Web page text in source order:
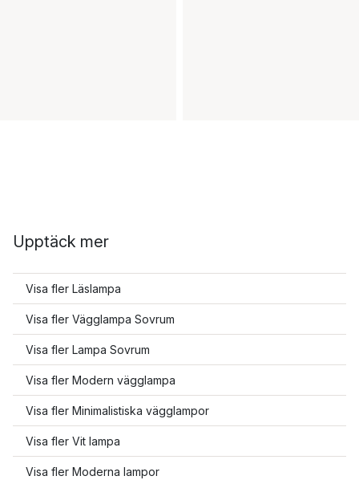
Upptäck mer
Visa fler Läslampa
Visa fler Vägglampa Sovrum
Visa fler Lampa Sovrum
Visa fler Modern vägglampa
Visa fler Minimalistiska vägglampor
Visa fler Vit lampa
Visa fler Moderna lampor